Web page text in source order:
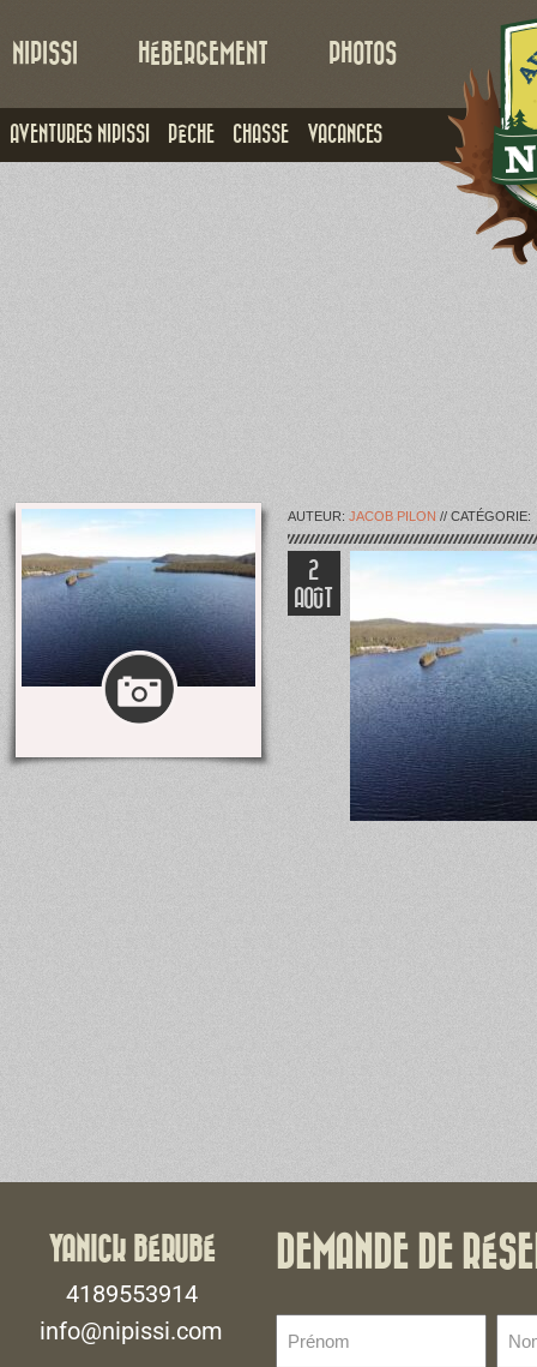
NIPISSI
AVENTURES NIPISSI PÊCHE CHASSE VACANCES
HÉBERGEMENT PHOTOS
AUTEUR: JACOB PILON // CATÉGORIE:
2
AOÛT
YANICK BÉRUBÉ
4189553914
info@nipissi.com
DEMANDE DE
(Nécessaire)
de